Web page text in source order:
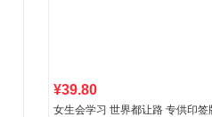
¥39.80
女生会学习 世界都让路 专供印签